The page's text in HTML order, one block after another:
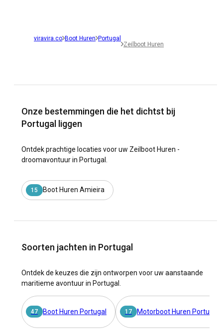
viravira.co Boot Huren Portugal
Zeilboot Huren
Onze bestemmingen die het dichtst bij
Portugal liggen
Ontdek prachtige locaties voor uw Zeilboot Huren -
droomavontuur in Portugal.
15 Boot Huren Amieira
Soorten jachten in Portugal
Ontdek de keuzes die zijn ontworpen voor uw aanstaande
maritieme avontuur in Portugal.
47 Boot Huren Portugal 17 Motorboot Huren Portugal